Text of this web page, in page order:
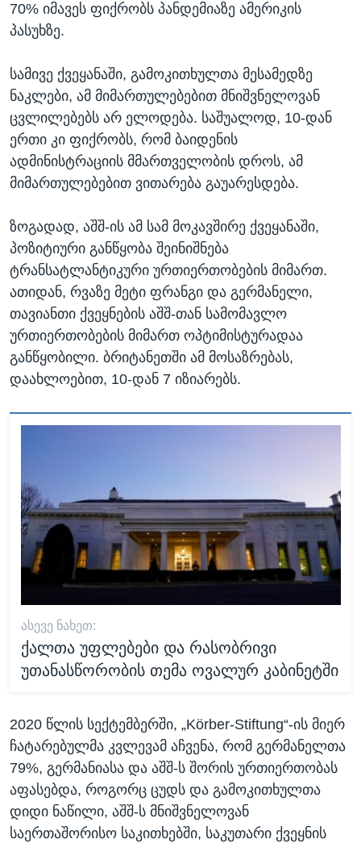
70% იმავეს ფიქრობს პანდემიაზე ამერიკის
პასუხზე.
სამივე ქვეყანაში, გამოკითხულთა მესამედზე
ნაკლები, ამ მიმართულებებით მნიშვნელოვან
ცვლილებებს არ ელოდება. საშუალოდ, 10-დან
ერთი კი ფიქრობს, რომ ბაიდენის
ადმინისტრაციის მმართველობის დროს, ამ
მიმართულებებით ვითარება გაუარესდება.
ზოგადად, აშშ-ის ამ სამ მოკავშირე ქვეყანაში,
პოზიტიური განწყობა შეინიშნება
ტრანსატლანტიკური ურთიერთობების მიმართ.
ათიდან, რვაზე მეტი ფრანგი და გერმანელი,
თავიანთი ქვეყნების აშშ-თან სამომავლო
ურთიერთობების მიმართ ოპტიმისტურადაა
განწყობილი. ბრიტანეთში ამ მოსაზრებას,
დაახლოებით, 10-დან 7 იზიარებს.
ᲐᲡᲔᲕᲔ ᲜᲐᲮᲔᲗ:
ქალთა უფლებები და რასობრივი
უთანასწორობის თემა ოვალურ კაბინეტში
2020 წლის სექტემბერში, „Körber-Stiftung“-ის მიერ
ჩატარებულმა კვლევამ აჩვენა, რომ გერმანელთა
79%, გერმანიასა და აშშ-ს შორის ურთიერთობას
აფასებდა, როგორც ცუდს და გამოკითხულთა
დიდი ნაწილი, აშშ-ს მნიშვნელოვან
საერთაშორისო საკითხებში, საკუთარი ქვეყნის